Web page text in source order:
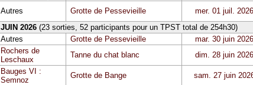
Autres Grotte de Pessevieille mer. 01 juil. 2026
JUIN 2026(23 sorties, 52 participants pour un TPST total de 254h30)
Autres
Grotte de Pessevieille mar. 30 juin 2026
Rochers de
Leschaux
Tanne du chat blanc dim. 28 juin 2026
Bauges VI :
Semnoz
Grotte de Bange sam. 27 juin